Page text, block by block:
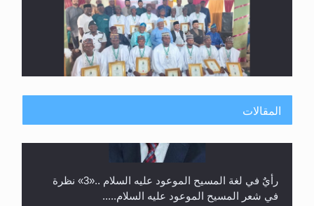
حفل توزيع الشهادات في الجامعة الأحمدية بنيجيريا لعام
المقالات